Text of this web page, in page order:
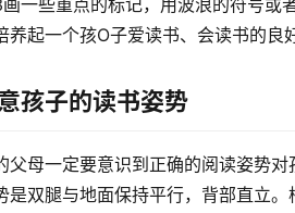
一些重点的标记，用波浪的符号或
养起一个孩O子爱读书、会读书的良
孩子的读书姿势
父母一定要意识到正确的阅读姿势
是双腿与地面保持平行，背部直立